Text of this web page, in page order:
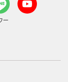
ー